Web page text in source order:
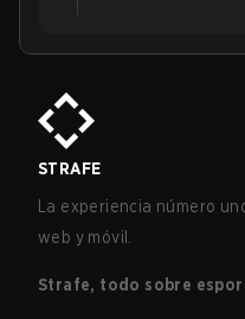
STRAFE
La experiencia número
web y móvil.
Strafe, todo sobre